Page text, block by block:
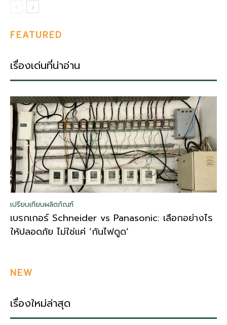
FEATURED
เรื่องเด่นที่น่าอ่าน
เปรียบเทียบผลิตภัณฑ์
เบรกเกอร์ Schneider vs Panasonic: เลือกอย่างไร
ให้ปลอดภัย ไม่ใช่แค่ ‘กันไฟดูด’
NEW
เรื่องใหม่ล่าสุด